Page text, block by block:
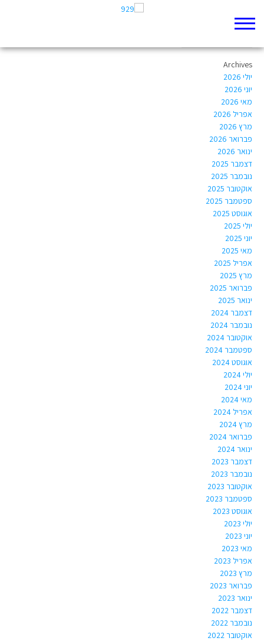
taliadotan1410@gmail.com
Archives
יולי 2026
יוני 2026
מאי 2026
אפריל 2026
מרץ 2026
פברואר 2026
ינואר 2026
דצמבר 2025
נובמבר 2025
אוקטובר 2025
ספטמבר 2025
אוגוסט 2025
יולי 2025
יוני 2025
מאי 2025
אפריל 2025
מרץ 2025
פברואר 2025
ינואר 2025
דצמבר 2024
נובמבר 2024
אוקטובר 2024
ספטמבר 2024
אוגוסט 2024
יולי 2024
יוני 2024
מאי 2024
אפריל 2024
מרץ 2024
פברואר 2024
ינואר 2024
דצמבר 2023
נובמבר 2023
אוקטובר 2023
ספטמבר 2023
אוגוסט 2023
יולי 2023
יוני 2023
מאי 2023
אפריל 2023
מרץ 2023
פברואר 2023
ינואר 2023
דצמבר 2022
נובמבר 2022
אוקטובר 2022